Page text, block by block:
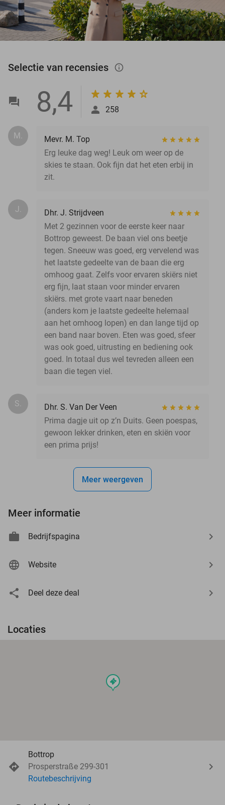
Selectie van recensies info_outlined
8,4 258
M.
Mevr. M. Top
Erg leuke dag weg! Leuk om weer op de
skies te staan. Ook fijn dat het eten erbij in
zit.
J.
Dhr. J. Strijdveen
Met 2 gezinnen voor de eerste keer naar
Bottrop geweest. De baan viel ons beetje
tegen. Sneeuw was goed, erg vervelend was
het laatste gedeelte van de baan die erg
omhoog gaat. Zelfs voor ervaren skiërs niet
erg fijn, laat staan voor minder ervaren
skiërs. met grote vaart naar beneden
(anders kom je laatste gedeelte helemaal
aan het omhoog lopen) en dan lange tijd op
een band naar boven. Eten was goed, sfeer
was ook goed, uitrusting en bediening ook
goed. In totaal dus wel tevreden alleen een
baan die tegen viel.
S.
Dhr. S. Van Der Veen
Prima dagje uit op z’n Duits. Geen poespas,
gewoon lekker drinken, eten en skiën voor
een prima prijs!
Meer weergeven
Meer informatie
Bedrijfspagina
Website
Deel deze deal
Locaties
events
Bottrop
Prosperstraße 299-301
Routebeschrijving